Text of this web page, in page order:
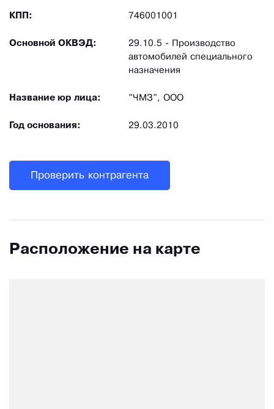
КПП: 746001001
Основной ОКВЭД:
29.10.5 - Производство
автомобилей специального
назначения
Название юр лица: "ЧМЗ", ООО
Год основания: 29.03.2010
Проверить контрагента
Расположение на карте